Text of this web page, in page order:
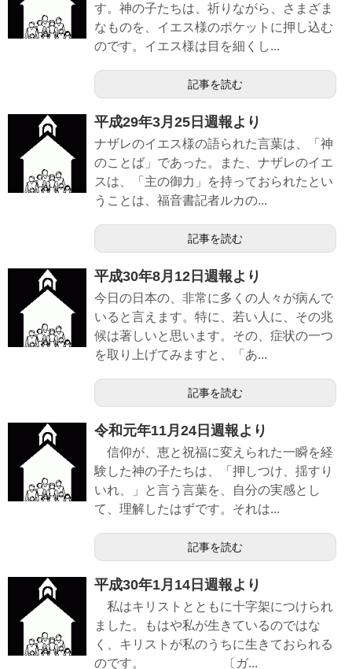
す。神の子たちは、祈りながら、さまざま
なものを、イエス様のポケットに押し込む
のです。イエス様は目を細くし...
記事を読む
平成29年3月25日週報より
ナザレのイエス様の語られた言葉は、「神
のことば」であった。また、ナザレのイエ
スは、「主の御力」を持っておられたとい
うことは、福音書記者ルカの...
記事を読む
平成30年8月12日週報より
今日の日本の、非常に多くの人々が病んで
いると言えます。特に、若い人に、その兆
候は著しいと思います。その、症状の一つ
を取り上げてみますと、「あ...
記事を読む
令和元年11月24日週報より
信仰が、恵と祝福に変えられた一瞬を経
験した神の子たちは、「押しつけ、揺すり
いれ、」と言う言葉を、自分の実感とし
て、理解したはずです。それは...
記事を読む
平成30年1月14日週報より
私はキリストとともに十字架につけられ
ました。もはや私が生きているのではな
く、キリストが私のうちに生きておられる
のです。 〔ガ...